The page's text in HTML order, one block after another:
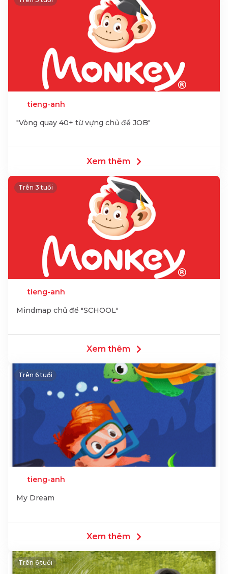
tieng-anh
"Vòng quay 40+ từ vựng chủ đề JOB"
Xem thêm
Trên 3 tuổi
tieng-anh
Mindmap chủ đề "SCHOOL"
Xem thêm
Trên 6 tuổi
tieng-anh
My Dream
Xem thêm
Trên 6 tuổi